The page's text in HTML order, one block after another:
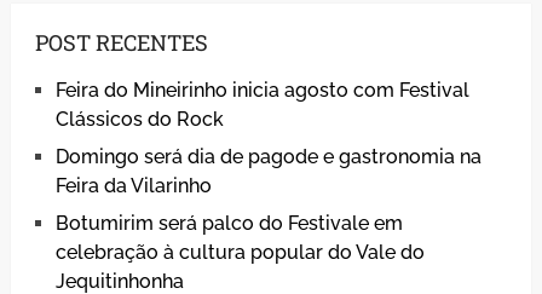
POST RECENTES
Feira do Mineirinho inicia agosto com Festival
Clássicos do Rock
Domingo será dia de pagode e gastronomia na
Feira da Vilarinho
Botumirim será palco do Festivale em
celebração à cultura popular do Vale do
Jequitinhonha